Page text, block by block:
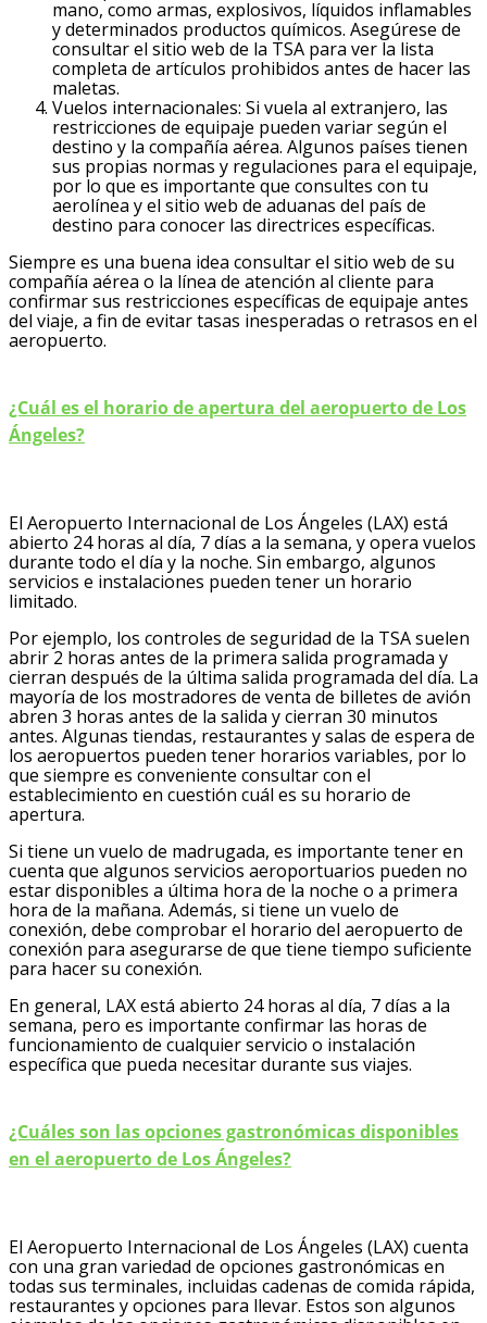
mano, como armas, explosivos, líquidos inflamables
y determinados productos químicos. Asegúrese de
consultar el sitio web de la TSA para ver la lista
completa de artículos prohibidos antes de hacer las
maletas.
Vuelos internacionales: Si vuela al extranjero, las
restricciones de equipaje pueden variar según el
destino y la compañía aérea. Algunos países tienen
sus propias normas y regulaciones para el equipaje,
por lo que es importante que consultes con tu
aerolínea y el sitio web de aduanas del país de
destino para conocer las directrices específicas.
Siempre es una buena idea consultar el sitio web de su
compañía aérea o la línea de atención al cliente para
confirmar sus restricciones específicas de equipaje antes
del viaje, a fin de evitar tasas inesperadas o retrasos en el
aeropuerto.
¿Cuál es el horario de apertura del aeropuerto de Los
Ángeles?
El Aeropuerto Internacional de Los Ángeles (LAX) está
abierto 24 horas al día, 7 días a la semana, y opera vuelos
durante todo el día y la noche. Sin embargo, algunos
servicios e instalaciones pueden tener un horario
limitado.
Por ejemplo, los controles de seguridad de la TSA suelen
abrir 2 horas antes de la primera salida programada y
cierran después de la última salida programada del día. La
mayoría de los mostradores de venta de billetes de avión
abren 3 horas antes de la salida y cierran 30 minutos
antes. Algunas tiendas, restaurantes y salas de espera de
los aeropuertos pueden tener horarios variables, por lo
que siempre es conveniente consultar con el
establecimiento en cuestión cuál es su horario de
apertura.
Si tiene un vuelo de madrugada, es importante tener en
cuenta que algunos servicios aeroportuarios pueden no
estar disponibles a última hora de la noche o a primera
hora de la mañana. Además, si tiene un vuelo de
conexión, debe comprobar el horario del aeropuerto de
conexión para asegurarse de que tiene tiempo suficiente
para hacer su conexión.
En general, LAX está abierto 24 horas al día, 7 días a la
semana, pero es importante confirmar las horas de
funcionamiento de cualquier servicio o instalación
específica que pueda necesitar durante sus viajes.
¿Cuáles son las opciones gastronómicas disponibles
en el aeropuerto de Los Ángeles?
El Aeropuerto Internacional de Los Ángeles (LAX) cuenta
con una gran variedad de opciones gastronómicas en
todas sus terminales, incluidas cadenas de comida rápida,
restaurantes y opciones para llevar. Estos son algunos